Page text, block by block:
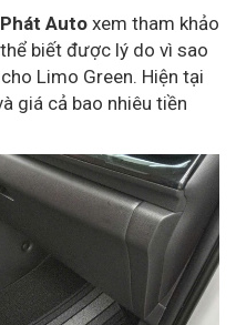
Autoxem tham khảo
biết được lý do vì sao
Limo Green. Hiện tại
giá cả bao nhiêu tiền